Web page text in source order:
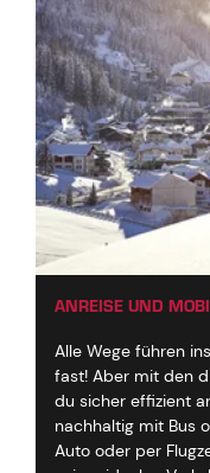
ANREISE UND
Alle Wege führen
fast! Aber mit den
du sicher effizient
nachhaltig mit Bus
Auto oder per